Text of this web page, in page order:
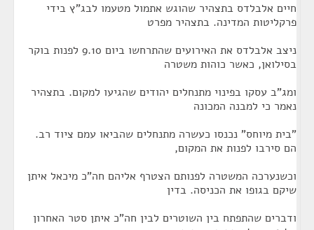
חיים אלבלדס בתצהיר שהוגש אתמול מטעמו לבג"ץ בידי
פרקליטות המדינה. בתצהיר מפרט
ניצב אלבלדס את האירועים שהתרחשו ביום 9.10 לפנות בוקר
בסילואן, כאשר כוהות משטרה
ומג"ב עסקו בפינוי מתנחלים יהודים שהגיעו למקום. בתצהיר
נאמר כי למבנה המכונה
"בית מיוחס" נכנסו כעשרה מתנחלים שהביאו עמם ציוד רב.
הם סירבו לפנות את המקום,
וכשנערכה המשטרה לפנותם הצטרף אליהם חה"כ מיכאל איתן
שיקם בגופו את הכניסה. בדין
ודברים שהתפתח בין השוטרים לבין חה"כ איתן סטר האחרון